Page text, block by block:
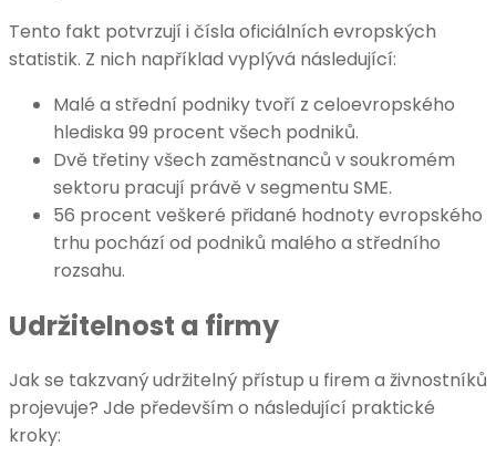
Tento fakt potvrzují i čísla oficiálních evropských
statistik. Z nich například vyplývá následující:
Malé a střední podniky tvoří z celoevropského
hlediska 99 procent všech podniků.
Dvě třetiny všech zaměstnanců v soukromém
sektoru pracují právě v segmentu SME.
56 procent veškeré přidané hodnoty evropského
trhu pochází od podniků malého a středního
rozsahu.
Udržitelnost a firmy
Jak se takzvaný udržitelný přístup u firem a živnostníků
projevuje? Jde především o následující praktické
kroky: